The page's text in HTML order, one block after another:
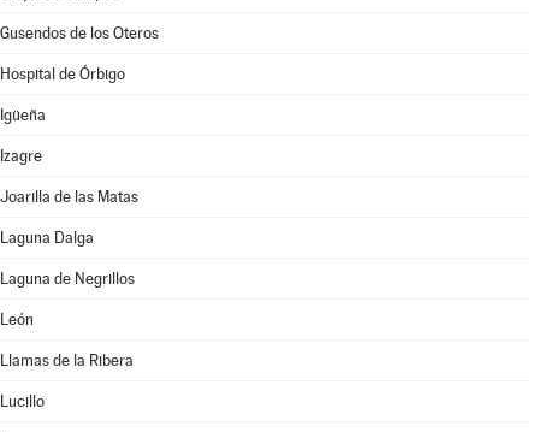
Gusendos de los Oteros
Hospital de Órbigo
Igüeña
Izagre
Joarilla de las Matas
Laguna Dalga
Laguna de Negrillos
León
Llamas de la Ribera
Lucillo